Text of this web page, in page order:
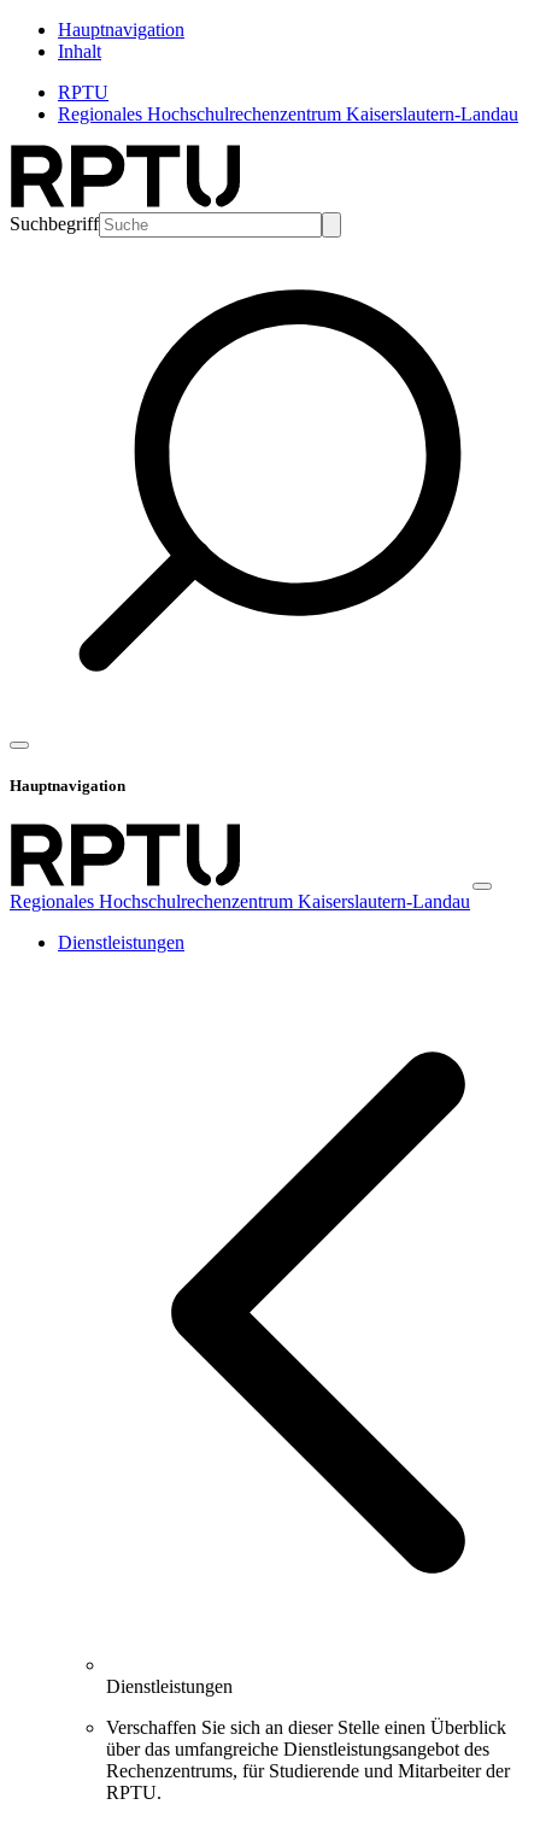
Hauptnavigation
Inhalt
RPTU
Regionales Hochschulrechenzentrum Kaiserslautern-Landau
Suchbegriff
Hauptnavigation
Regionales Hochschulrechenzentrum Kaiserslautern-Landau
Dienstleistungen
Dienstleistungen
Verschaffen Sie sich an dieser Stelle einen Überblick
über das umfangreiche Dienstleistungsangebot des
Rechenzentrums, für Studierende und Mitarbeiter der
RPTU.